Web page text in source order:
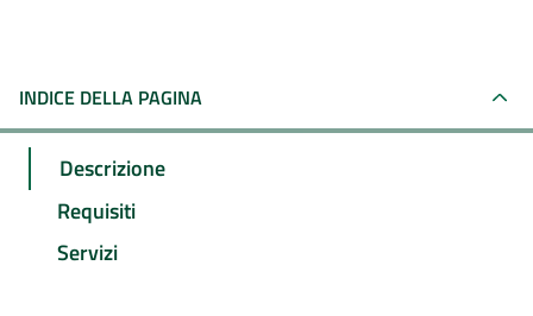
INDICE DELLA PAGINA
Descrizione
Requisiti
Servizi